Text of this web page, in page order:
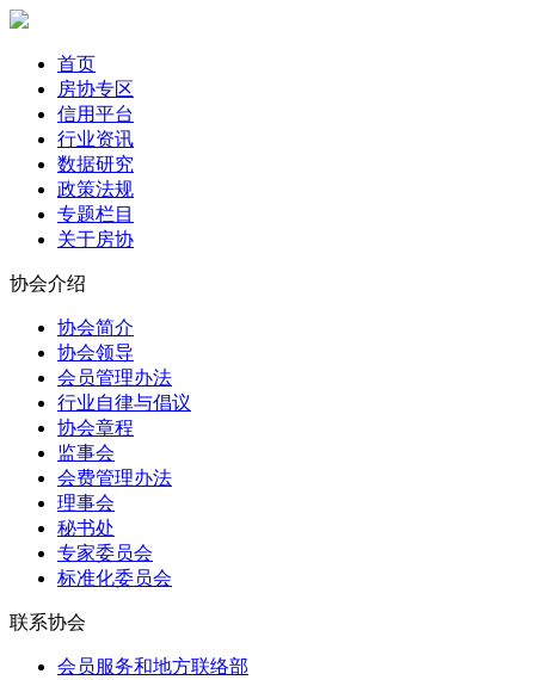
首页
房协专区
信用平台
行业资讯
数据研究
政策法规
专题栏目
关于房协
协会介绍
协会简介
协会领导
会员管理办法
行业自律与倡议
协会章程
监事会
会费管理办法
理事会
秘书处
专家委员会
标准化委员会
联系协会
会员服务和地方联络部